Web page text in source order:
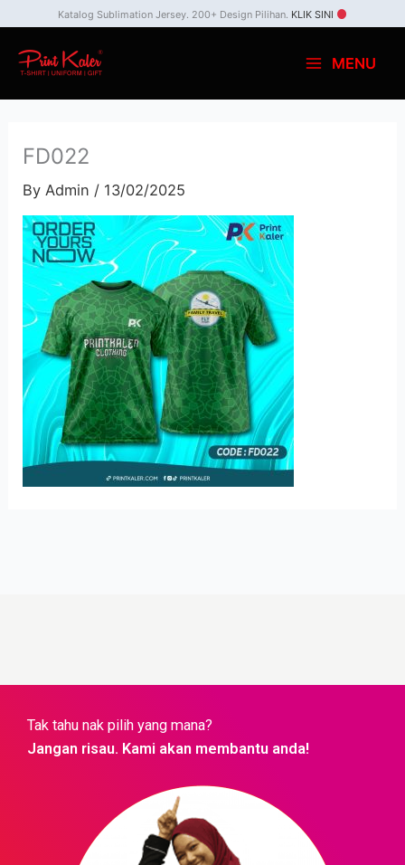
content
Katalog Sublimation Jersey. 200+ Design Pilihan. KLIK SINI
MENU
FD022
ByAdmin / 13/02/2025
Tak tahu nak pilih yang mana?
Jangan risau. Kami akan membantu anda!